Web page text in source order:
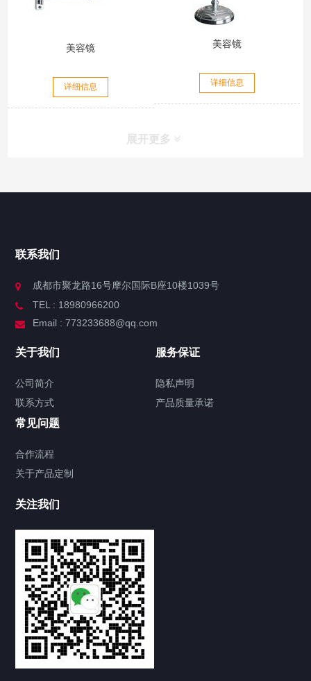
美容镜
详细信息
美容镜
详细信息
展开更多
联系我们
成都市聚龙路16号摩尔国际B座10楼1039号
TEL : 18980966200
Email : 773233688@qq.com
关于我们
公司简介
联系方式
服务保证
隐私声明
产品质量承诺
常见问题
合作流程
关于产品定制
关注我们